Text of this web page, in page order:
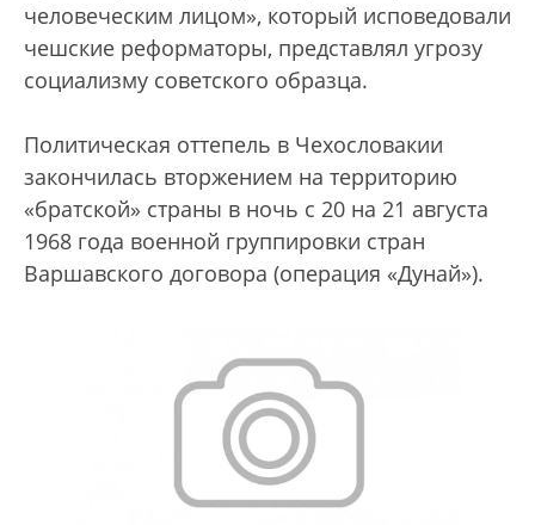
человеческим лицом», который исповедовали
чешские реформаторы, представлял угрозу
социализму советского образца.
Политическая оттепель в Чехословакии
закончилась вторжением на территорию
«братской» страны в ночь с 20 на 21 августа
1968 года военной группировки стран
Варшавского договора (операция «Дунай»).